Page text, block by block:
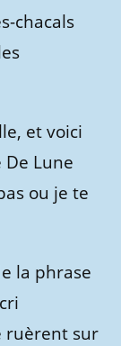
chacals
et voici
De Lune
ou je te
la phrase
ruèrent sur